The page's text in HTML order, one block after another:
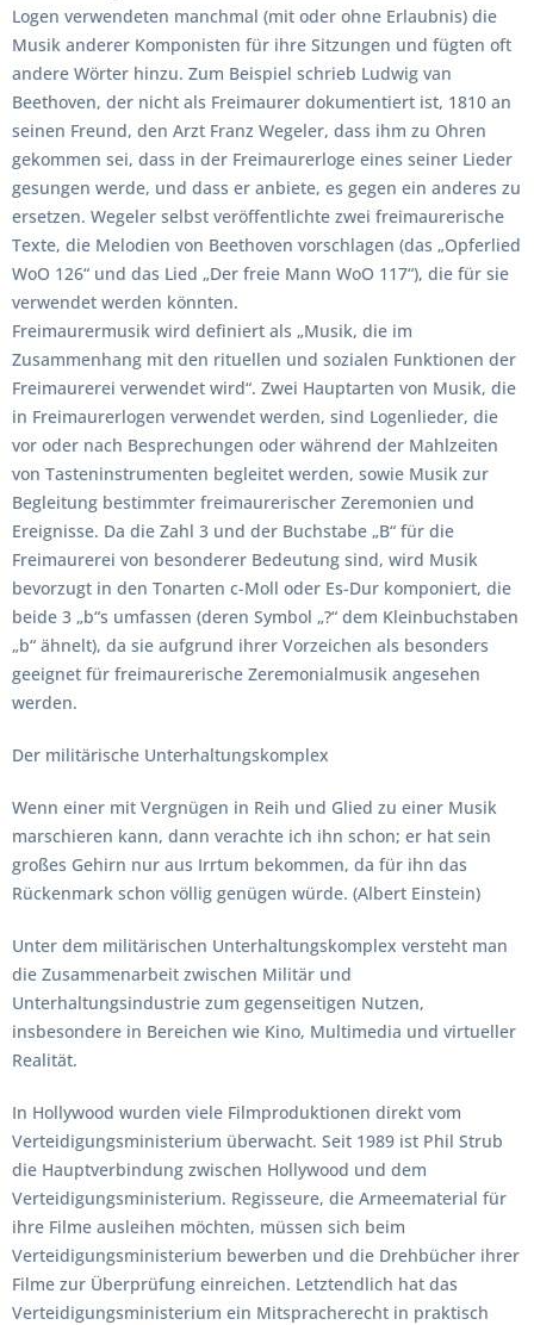
Logen verwendeten manchmal (mit oder ohne Erlaubnis) die
Musik anderer Komponisten für ihre Sitzungen und fügten oft
andere Wörter hinzu. Zum Beispiel schrieb Ludwig van
Beethoven, der nicht als Freimaurer dokumentiert ist, 1810 an
seinen Freund, den Arzt Franz Wegeler, dass ihm zu Ohren
gekommen sei, dass in der Freimaurerloge eines seiner Lieder
gesungen werde, und dass er anbiete, es gegen ein anderes zu
ersetzen. Wegeler selbst veröffentlichte zwei freimaurerische
Texte, die Melodien von Beethoven vorschlagen (das „Opferlied
WoO 126“ und das Lied „Der freie Mann WoO 117“), die für sie
verwendet werden könnten.
Freimaurermusik wird definiert als „Musik, die im
Zusammenhang mit den rituellen und sozialen Funktionen der
Freimaurerei verwendet wird“. Zwei Hauptarten von Musik, die
in Freimaurerlogen verwendet werden, sind Logenlieder, die
vor oder nach Besprechungen oder während der Mahlzeiten
von Tasteninstrumenten begleitet werden, sowie Musik zur
Begleitung bestimmter freimaurerischer Zeremonien und
Ereignisse. Da die Zahl 3 und der Buchstabe „B“ für die
Freimaurerei von besonderer Bedeutung sind, wird Musik
bevorzugt in den Tonarten c-Moll oder Es-Dur komponiert, die
beide 3 „b“s umfassen (deren Symbol „?“ dem Kleinbuchstaben
„b“ ähnelt), da sie aufgrund ihrer Vorzeichen als besonders
geeignet für freimaurerische Zeremonialmusik angesehen
werden.
Der militärische Unterhaltungskomplex
Wenn einer mit Vergnügen in Reih und Glied zu einer Musik
marschieren kann, dann verachte ich ihn schon; er hat sein
großes Gehirn nur aus Irrtum bekommen, da für ihn das
Rückenmark schon völlig genügen würde. (Albert Einstein)
Unter dem militärischen Unterhaltungskomplex versteht man
die Zusammenarbeit zwischen Militär und
Unterhaltungsindustrie zum gegenseitigen Nutzen,
insbesondere in Bereichen wie Kino, Multimedia und virtueller
Realität.
In Hollywood wurden viele Filmproduktionen direkt vom
Verteidigungsministerium überwacht. Seit 1989 ist Phil Strub
die Hauptverbindung zwischen Hollywood und dem
Verteidigungsministerium. Regisseure, die Armeematerial für
ihre Filme ausleihen möchten, müssen sich beim
Verteidigungsministerium bewerben und die Drehbücher ihrer
Filme zur Überprüfung einreichen. Letztendlich hat das
Verteidigungsministerium ein Mitspracherecht in praktisch